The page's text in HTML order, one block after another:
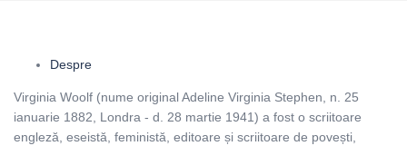
Despre
Virginia Woolf (nume original Adeline Virginia Stephen, n. 25
ianuarie 1882, Londra - d. 28 martie 1941) a fost o scriitoare
engleză, eseistă, feministă, editoare și scriitoare de povești,